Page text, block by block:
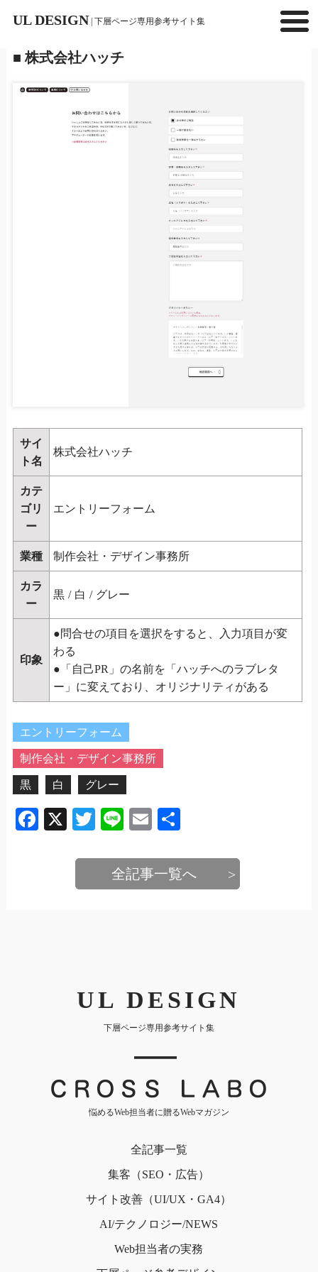
UL DESIGN | 下層ページ専用参考サイト集
■ 株式会社ハッチ
サイ
ト名
株式会社ハッチ
カテ
ゴリ
ー
エントリーフォーム
業種 制作会社・デザイン事務所
カラ
ー
黒 / 白 / グレー
印象
●問合せの項目を選択をすると、入力項目が変
わる
●「自己PR」の名前を「ハッチへのラブレタ
ー」に変えており、オリジナリティがある
エントリーフォーム
制作会社・デザイン事務所
黒 白 グレー
Facebook
X TwitterLineEmail
全記事一覧へ
UL DESIGN
下層ページ専用参考サイト集
｜
悩めるWeb担当者に贈るWebマガジン
全記事一覧
集客（SEO・広告）
サイト改善（UI/UX・GA4）
AI/テクノロジー/NEWS
Web担当者の実務